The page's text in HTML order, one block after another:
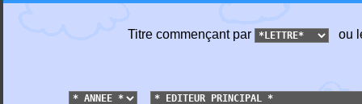
Titre commençant par ou